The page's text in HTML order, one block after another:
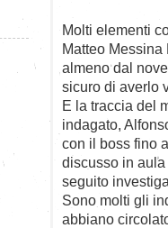
Molti elementi
Matteo Messina
almeno dal
sicuro di averlo
E la traccia del
indagato,
con il boss fino
discusso in
seguito
Sono molti gli
abbiano